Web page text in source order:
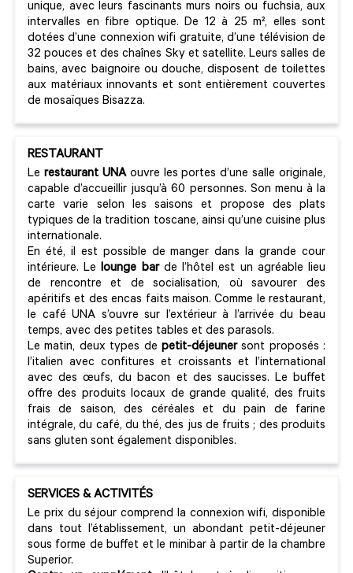
unique, avec leurs fascinants murs noirs ou fuchsia, aux
intervalles en fibre optique. De 12 à 25 m², elles sont
dotées d’une connexion wifi gratuite, d’une télévision de
32 pouces et des chaînes Sky et satellite. Leurs salles de
bains, avec baignoire ou douche, disposent de toilettes
aux matériaux innovants et sont entièrement couvertes
de mosaïques Bisazza.
RESTAURANT
Le restaurant UNAouvre les portes d’une salle originale,
capable d’accueillir jusqu’à 60 personnes. Son menu à la
carte varie selon les saisons et propose des plats
typiques de la tradition toscane, ainsi qu’une cuisine plus
internationale.
En été, il est possible de manger dans la grande cour
intérieure. Lelounge barde l’hôtel est un agréable lieu
de rencontre et de socialisation, où savourer des
apéritifs et des encas faits maison. Comme le restaurant,
le café UNA s’ouvre sur l’extérieur à l’arrivée du beau
temps, avec des petites tables et des parasols.
Le matin, deux types de petit-déjeunersont proposés :
l’italien avec confitures et croissants et l’international
avec des œufs, du bacon et des saucisses. Le buffet
offre des produits locaux de grande qualité, des fruits
frais de saison, des céréales et du pain de farine
intégrale, du café, du thé, des jus de fruits ; des produits
sans gluten sont également disponibles.
SERVICES & ACTIVITÉS
Le prix du séjour comprend la connexion wifi, disponible
dans tout l’établissement, un abondant petit-déjeuner
sous forme de buffet et le minibar à partir de la chambre
Superior.